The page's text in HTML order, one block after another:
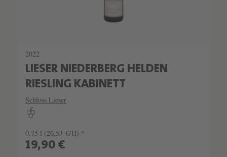
2022
LIESER NIEDERBERG HELDEN
RIESLING KABINETT
Schloss Lieser
0.75 l (26,53 €/1l) *
19,90 €